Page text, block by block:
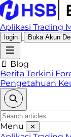
Aplikasi Trading
login Buka Akun
📄 Blog
Berita Terkini
Pengetahuan
Menu ✕